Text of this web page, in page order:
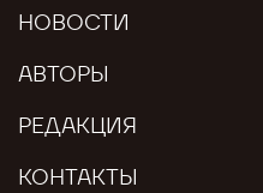
НОВОСТИ
АВТОРЫ
РЕДАКЦИЯ
КОНТАКТЫ